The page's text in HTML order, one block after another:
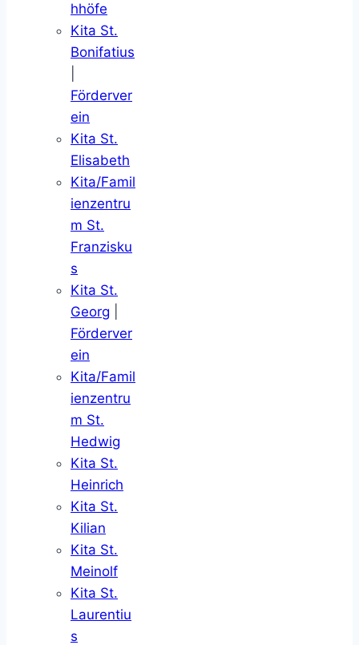
hhöfe
Kita St.
Bonifatius
Förderver
ein
Kita St.
Elisabeth
Kita/Famil
ienzentru
m St.
Franzisku
s
Kita St.
Georg
Förderver
ein
Kita/Famil
ienzentru
m St.
Hedwig
Kita St.
Heinrich
Kita St.
Kilian
Kita St.
Meinolf
Kita St.
Laurentiu
s